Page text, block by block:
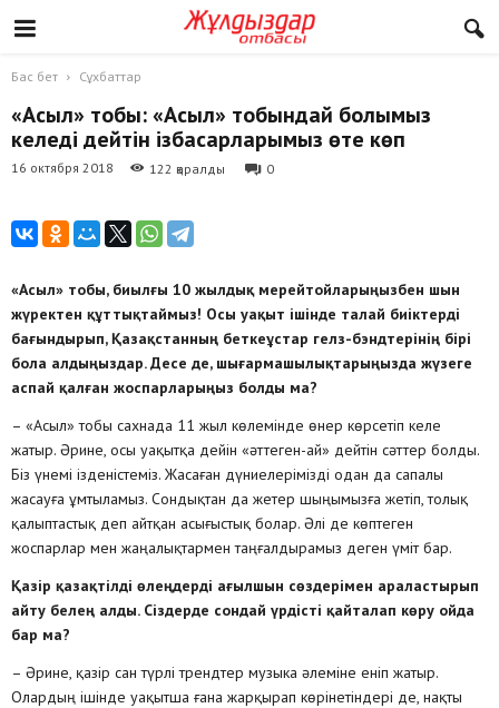
Бас бет Сұхбаттар
«Асыл» тобы: «Асыл» тобындай болғымыз
келеді дейтін ізбасарларымыз өте көп
16 октября 2018 122 қаралды 0
«Асыл» тобы, биылғы 10 жылдық мерейтойларыңызбен шын
жүректен құттықтаймыз! Осы уақыт ішінде талай биіктерді
бағындырып, Қазақстанның беткеұстар гелз-бэндтерінің бірі
бола алдыңыздар. Десе де, шығармашылықтарыңызда жүзеге
аспай қалған жоспарларыңыз болды ма?
– «Асыл» тобы сахнада 11 жыл көлемінде өнер көрсетіп келе
жатыр. Әрине, осы уақытқа дейін «әттеген-ай» дейтін сәттер болды.
Біз үнемі ізденістеміз. Жасаған дүниелерімізді одан да сапалы
жасауға ұмтыламыз. Сондықтан да жетер шыңымызға жетіп, толық
қалыптастық деп айтқан асығыстық болар. Әлі де көптеген
жоспарлар мен жаңалықтармен таңғалдырамыз деген үміт бар.
Қазір қазақтілді өлеңдерді ағылшын сөздерімен араластырып
айту белең алды. Сіздерде сондай үрдісті қайталап көру ойда
бар ма?
– Әрине, қазір сан түрлі трендтер музыка әлеміне еніп жатыр.
Олардың ішінде уақытша ғана жарқырап көрінетіндері де, нақты